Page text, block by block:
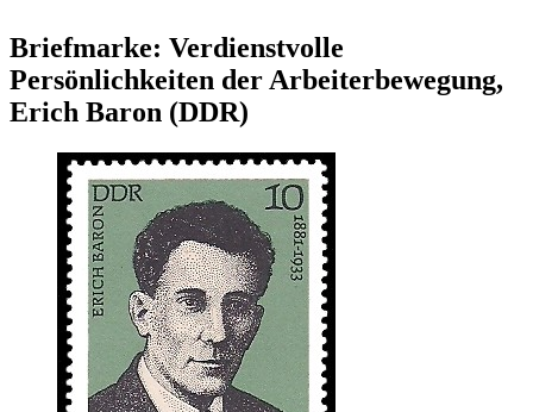
Briefmarke: Verdienstvolle
Persönlichkeiten der Arbeiterbewegung,
Erich Baron (DDR)